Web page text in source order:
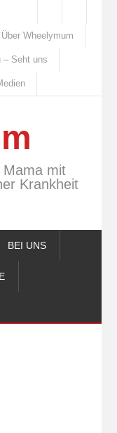
Über Wheelymum
– Seht uns
Mama mit
Krankheit
BEI UNS